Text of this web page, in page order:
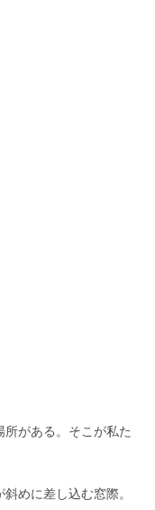
がある。そこが私た
めに差し込む窓際。